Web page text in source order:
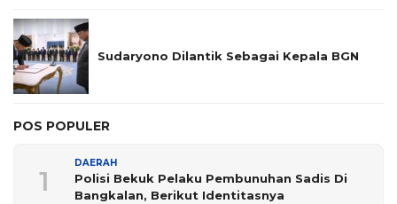
Sudaryono Dilantik Sebagai Kepala BGN
POS POPULER
1
DAERAH
Polisi Bekuk Pelaku Pembunuhan Sadis Di
Bangkalan, Berikut Identitasnya